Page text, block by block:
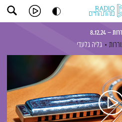
– 8.12.24
גליה גלעדי